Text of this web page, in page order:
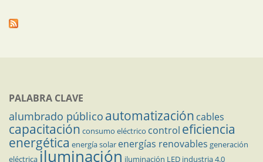
PALABRA CLAVE
alumbrado público automatización cables
capacitación consumo eléctrico control eficiencia
energética energía solar energías renovables generación
eléctricailuminación iluminación LED industria 4.0